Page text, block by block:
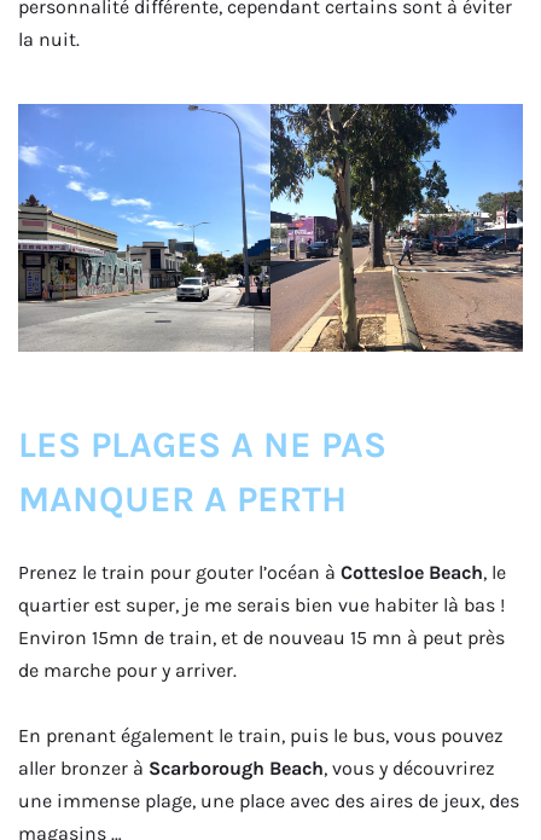
personnalité différente, cependant certains sont à éviter
la nuit.
LES PLAGES A NE PAS
MANQUER A PERTH
Prenez le train pour gouter l’océan à Cottesloe Beach, le
quartier est super, je me serais bien vue habiter là bas !
Environ 15mn de train, et de nouveau 15 mn à peut près
de marche pour y arriver.
En prenant également le train, puis le bus, vous pouvez
aller bronzer à Scarborough Beach, vous y découvrirez
une immense plage, une place avec des aires de jeux, des
magasins …